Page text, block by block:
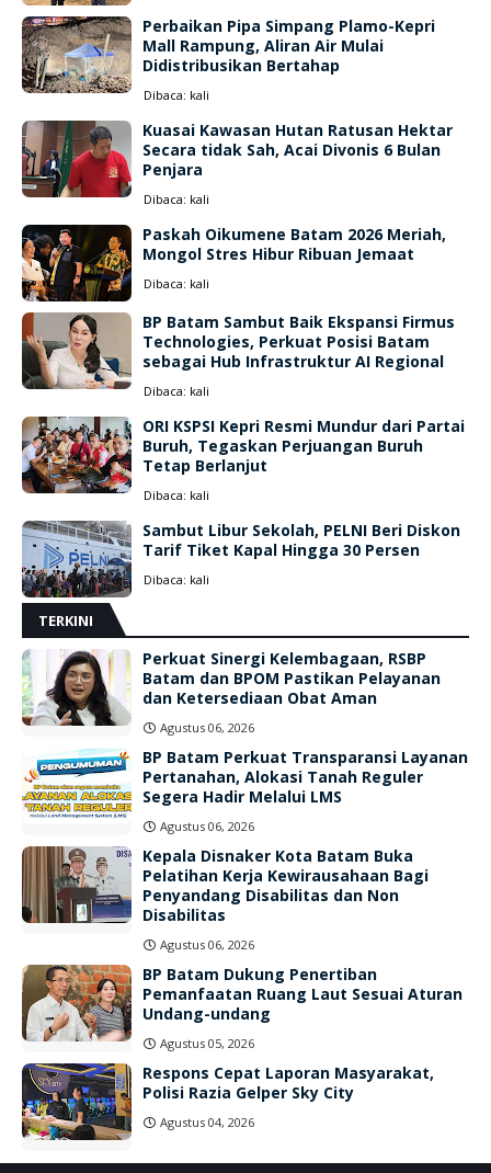
Perbaikan Pipa Simpang Plamo-Kepri
Mall Rampung, Aliran Air Mulai
Didistribusikan Bertahap
Dibaca: kali
Kuasai Kawasan Hutan Ratusan Hektar
Secara tidak Sah, Acai Divonis 6 Bulan
Penjara
Dibaca: kali
Paskah Oikumene Batam 2026 Meriah,
Mongol Stres Hibur Ribuan Jemaat
Dibaca: kali
BP Batam Sambut Baik Ekspansi Firmus
Technologies, Perkuat Posisi Batam
sebagai Hub Infrastruktur AI Regional
Dibaca: kali
ORI KSPSI Kepri Resmi Mundur dari Partai
Buruh, Tegaskan Perjuangan Buruh
Tetap Berlanjut
Dibaca: kali
Sambut Libur Sekolah, PELNI Beri Diskon
Tarif Tiket Kapal Hingga 30 Persen
Dibaca: kali
TERKINI
Perkuat Sinergi Kelembagaan, RSBP
Batam dan BPOM Pastikan Pelayanan
dan Ketersediaan Obat Aman
Agustus 06, 2026
BP Batam Perkuat Transparansi Layanan
Pertanahan, Alokasi Tanah Reguler
Segera Hadir Melalui LMS
Agustus 06, 2026
Kepala Disnaker Kota Batam Buka
Pelatihan Kerja Kewirausahaan Bagi
Penyandang Disabilitas dan Non
Disabilitas
Agustus 06, 2026
BP Batam Dukung Penertiban
Pemanfaatan Ruang Laut Sesuai Aturan
Undang-undang
Agustus 05, 2026
Respons Cepat Laporan Masyarakat,
Polisi Razia Gelper Sky City
Agustus 04, 2026